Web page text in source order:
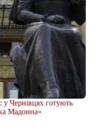
у Чернівцях готують
Мадонна»